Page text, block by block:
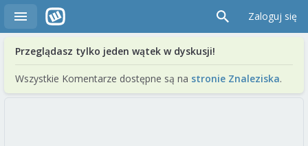
Zaloguj się
Przeglądasz tylko jeden wątek w dyskusji!
Wszystkie Komentarze dostępne są na stronie Znaleziska.